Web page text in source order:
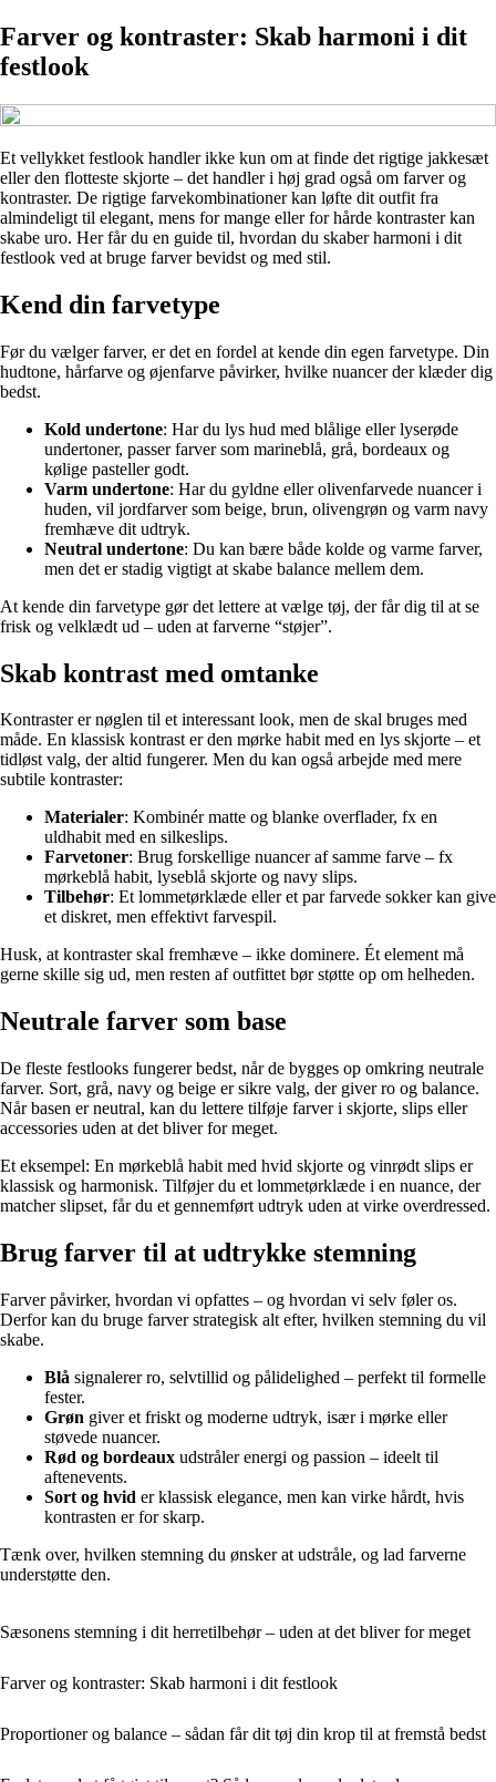
Farver og kontraster: Skab harmoni i dit
festlook
Et vellykket festlook handler ikke kun om at finde det rigtige jakkesæt
eller den flotteste skjorte – det handler i høj grad også om farver og
kontraster. De rigtige farvekombinationer kan løfte dit outfit fra
almindeligt til elegant, mens for mange eller for hårde kontraster kan
skabe uro. Her får du en guide til, hvordan du skaber harmoni i dit
festlook ved at bruge farver bevidst og med stil.
Kend din farvetype
Før du vælger farver, er det en fordel at kende din egen farvetype. Din
hudtone, hårfarve og øjenfarve påvirker, hvilke nuancer der klæder dig
bedst.
Kold undertone: Har du lys hud med blålige eller lyserøde
undertoner, passer farver som marineblå, grå, bordeaux og
kølige pasteller godt.
Varm undertone: Har du gyldne eller olivenfarvede nuancer i
huden, vil jordfarver som beige, brun, olivengrøn og varm navy
fremhæve dit udtryk.
Neutral undertone: Du kan bære både kolde og varme farver,
men det er stadig vigtigt at skabe balance mellem dem.
At kende din farvetype gør det lettere at vælge tøj, der får dig til at se
frisk og velklædt ud – uden at farverne “støjer”.
Skab kontrast med omtanke
Kontraster er nøglen til et interessant look, men de skal bruges med
måde. En klassisk kontrast er den mørke habit med en lys skjorte – et
tidløst valg, der altid fungerer. Men du kan også arbejde med mere
subtile kontraster:
Materialer: Kombinér matte og blanke overflader, fx en
uldhabit med en silkeslips.
Farvetoner: Brug forskellige nuancer af samme farve – fx
mørkeblå habit, lyseblå skjorte og navy slips.
Tilbehør: Et lommetørklæde eller et par farvede sokker kan give
et diskret, men effektivt farvespil.
Husk, at kontraster skal fremhæve – ikke dominere. Ét element må
gerne skille sig ud, men resten af outfittet bør støtte op om helheden.
Neutrale farver som base
De fleste festlooks fungerer bedst, når de bygges op omkring neutrale
farver. Sort, grå, navy og beige er sikre valg, der giver ro og balance.
Når basen er neutral, kan du lettere tilføje farver i skjorte, slips eller
accessories uden at det bliver for meget.
Et eksempel: En mørkeblå habit med hvid skjorte og vinrødt slips er
klassisk og harmonisk. Tilføjer du et lommetørklæde i en nuance, der
matcher slipset, får du et gennemført udtryk uden at virke overdressed.
Brug farver til at udtrykke stemning
Farver påvirker, hvordan vi opfattes – og hvordan vi selv føler os.
Derfor kan du bruge farver strategisk alt efter, hvilken stemning du vil
skabe.
Blå signalerer ro, selvtillid og pålidelighed – perfekt til formelle
fester.
Grøn giver et friskt og moderne udtryk, især i mørke eller
støvede nuancer.
Rød og bordeaux udstråler energi og passion – ideelt til
aftenevents.
Sort og hvid er klassisk elegance, men kan virke hårdt, hvis
kontrasten er for skarp.
Tænk over, hvilken stemning du ønsker at udstråle, og lad farverne
understøtte den.
Sæsonens stemning i dit herretilbehør – uden at det bliver for meget
Farver og kontraster: Skab harmoni i dit festlook
Proportioner og balance – sådan får dit tøj din krop til at fremstå bedst